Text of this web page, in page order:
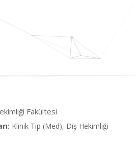
Fakültesi
Klinik Tıp (Med), Diş Hekimliği